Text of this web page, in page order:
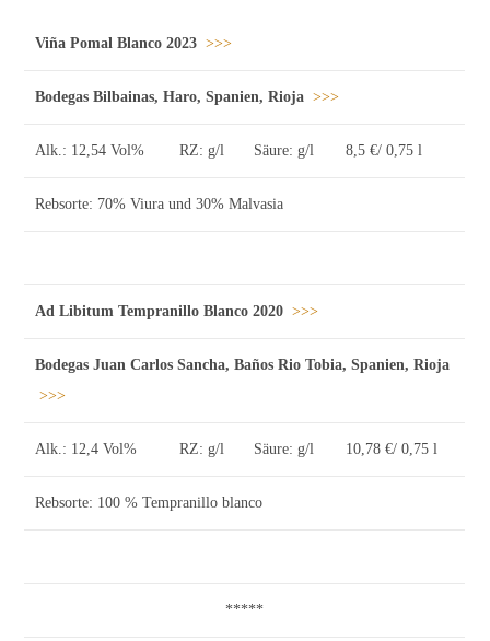
Viña Pomal Blanco 2023 >>>
Bodegas Bilbainas, Haro, Spanien, Rioja >>>
Alk.: 12,54 Vol% RZ: g/l Säure: g/l 8,5 €/ 0,75 l
Rebsorte: 70% Viura und 30% Malvasia
Ad Libitum Tempranillo Blanco 2020 >>>
Bodegas Juan Carlos Sancha, Baños Rio Tobia, Spanien, Rioja
>>>
Alk.: 12,4 Vol% RZ: g/l Säure: g/l 10,78 €/ 0,75 l
Rebsorte: 100 % Tempranillo blanco
*****